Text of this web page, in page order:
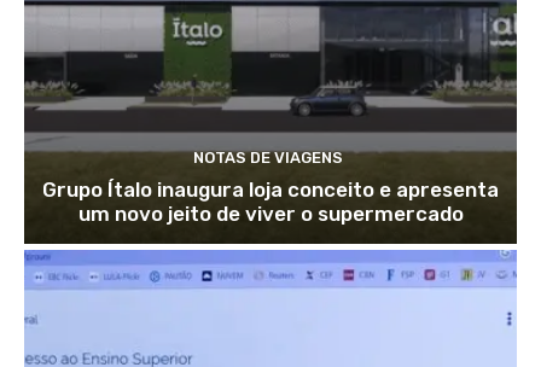
NOTAS DE VIAGENS
Grupo Ítalo inaugura loja conceito e apresenta
um novo jeito de viver o supermercado